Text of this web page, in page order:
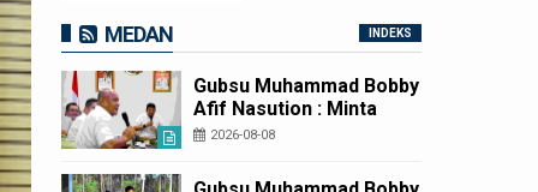
MEDAN INDEKS
Gubsu Muhammad Bobby
Afif Nasution : Minta
Kepala Daerah se-
Usulan BKP 2027
2026-08-08